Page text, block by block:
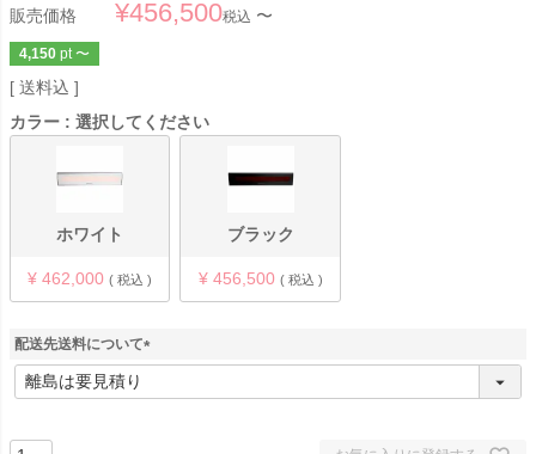
販売価格 ¥456,500税込 〜
4,150 pt 〜
送料込
カラー
選択してください
ホワイト
¥ 462,000 税込
ブラック
¥ 456,500 税込
配送先送料について
(